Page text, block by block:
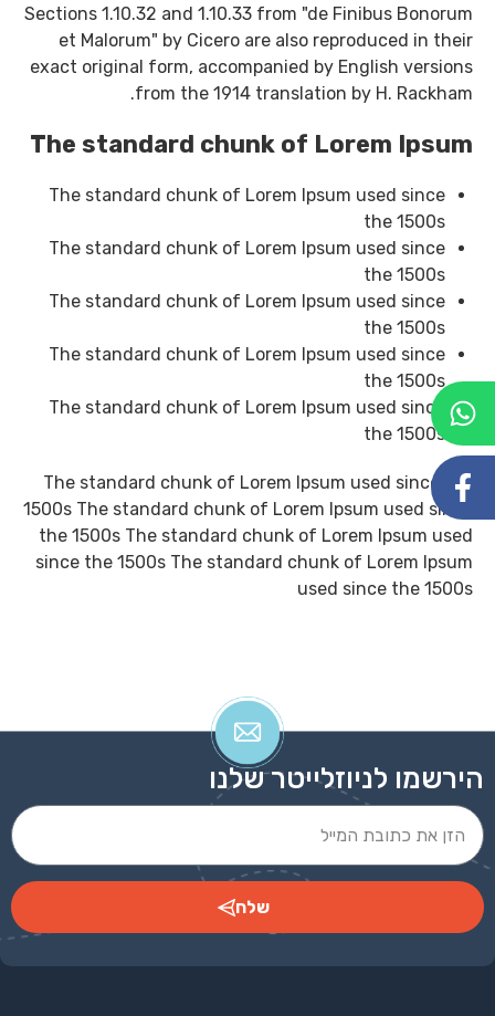
Sections 1.10.32 and 1.10.33 from "de Finibus Bonorum
et Malorum" by Cicero are also reproduced in their
exact original form, accompanied by English versions
from the 1914 translation by H. Rackham.
The standard chunk of Lorem Ipsum
The standard chunk of Lorem Ipsum used since
the 1500s
The standard chunk of Lorem Ipsum used since
the 1500s
The standard chunk of Lorem Ipsum used since
the 1500s
The standard chunk of Lorem Ipsum used since
the 1500s
The standard chunk of Lorem Ipsum used since
the 1500s
The standard chunk of Lorem Ipsum used since the
1500s The standard chunk of Lorem Ipsum used since
the 1500s The standard chunk of Lorem Ipsum used
since the 1500s The standard chunk of Lorem Ipsum
used since the 1500s
הירשמו לניוזלייטר שלנו
שלח